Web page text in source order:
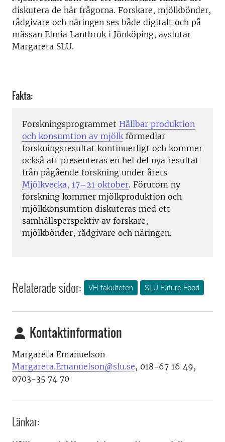
diskutera de här frågorna. Forskare, mjölkbönder,
rådgivare och näringen ses både digitalt och på
mässan Elmia Lantbruk i Jönköping, avslutar
Margareta SLU.
Fakta:
Forskningsprogrammet Hållbar produktion
och konsumtion av mjölkförmedlar
forskningsresultat kontinuerligt och kommer
också att presenteras en hel del nya resultat
från pågående forskning under årets
Mjölkvecka, 17–21 oktober. Förutom ny
forskning kommer mjölkproduktion och
mjölkkonsumtion diskuteras med ett
samhällsperspektiv av forskare,
mjölkbönder, rådgivare och näringen.
Relaterade sidor: VH-fakulteten SLU Future Food
Kontaktinformation
Margareta Emanuelson
Margareta.Emanuelson@slu.se, 018-67 16 49,
0703-35 74 70
Länkar: